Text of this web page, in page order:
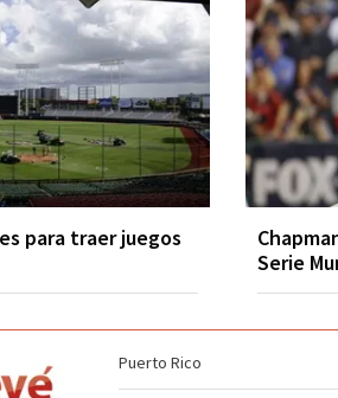
para traer juegos
Serie
Puerto Rico